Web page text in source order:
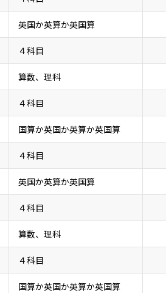
英国か英算か英国算
４科目
算数、理科
４科目
国算か英国か英算か英国算
４科目
英国か英算か英国算
４科目
算数、理科
４科目
国算か英国か英算か英国算